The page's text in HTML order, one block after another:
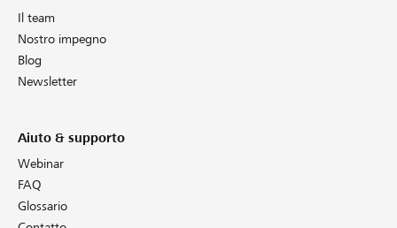
Il team
Nostro impegno
Blog
Newsletter
Aiuto & supporto
Webinar
FAQ
Glossario